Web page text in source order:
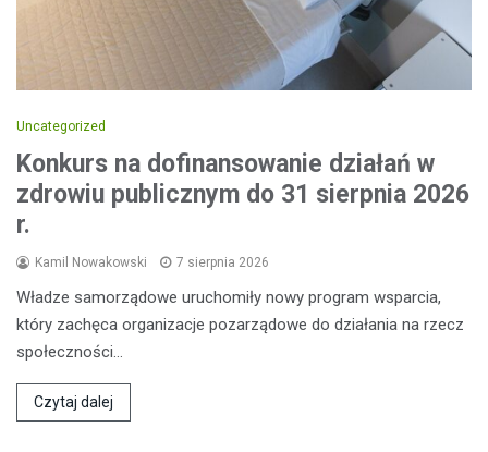
Uncategorized
Konkurs na dofinansowanie działań w
zdrowiu publicznym do 31 sierpnia 2026
r.
Kamil Nowakowski 7 sierpnia 2026
Władze samorządowe uruchomiły nowy program wsparcia,
który zachęca organizacje pozarządowe do działania na rzecz
społeczności…
Czytaj dalej